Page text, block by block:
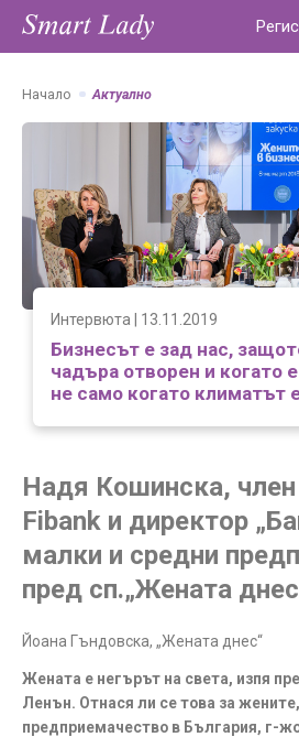
Fibank Smart Lady
Начало Актуално
Интервюта | 13.11.2019
Бизнесът е зад нас,
чадъра отворен и когато
не само когато климатът
Надя Кошинска,
Fibank и директор
малки и средни
пред сп.„Жената
Йоана Гъндовска, „Жената днес“
Жената е негърът на света, изпя
Ленън. Отнася ли се това за
предприемачество в България, г-